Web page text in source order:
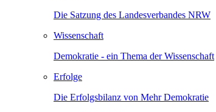
Die Satzung des Landesverbandes NRW
Wissenschaft
Demokratie - ein Thema der Wissenschaft
Erfolge
Die Erfolgsbilanz von Mehr Demokratie